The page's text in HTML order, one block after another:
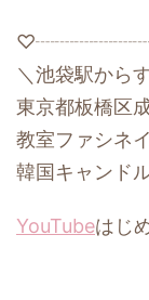
＼池袋駅から
東京都板橋区
教室ファシネ
韓国キャンド
YouTubeはじ